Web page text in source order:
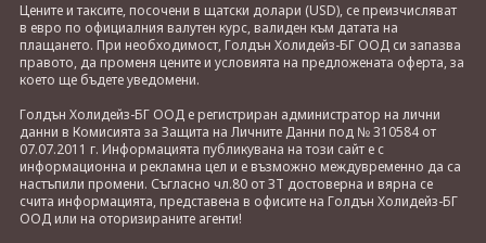
Цените и таксите, посочени в щатски долари (USD), се преизчисляват
в евро по официалния валутен курс, валиден към датата на
плащането. При необходимост, Голдън Холидейз-БГ ООД си запазва
правото, да променя цените и условията на предложената оферта, за
което ще бъдете уведомени.
Голдън Холидейз-БГ ООД е регистриран администратор на лични
данни в Комисията за Защита на Личните Данни под № 310584 от
07.07.2011 г. Информацията публикувана на този сайт е с
информационна и рекламна цел и е възможно междувременно да са
настъпили промени. Съгласно чл.80 от ЗТ достоверна и вярна се
счита информацията, представена в офисите на Голдън Холидейз-БГ
ООД или на оторизираните агенти!